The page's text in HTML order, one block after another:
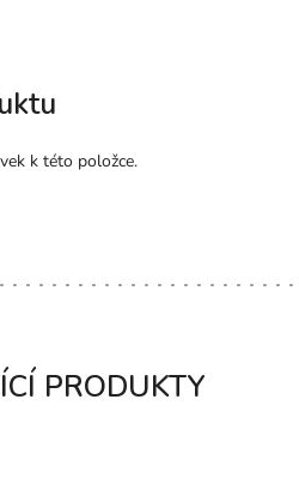
PRODUKTY
k této položce.